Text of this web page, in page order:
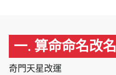
一. 算命命名改名
奇門天星改運